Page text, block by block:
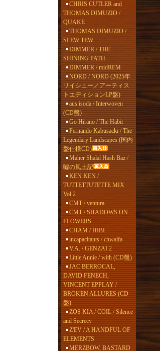
CHRIS CUTLER and
THOMAS DIMUZIO /
QUAKE
THOMAS DIMUZIO /
SLEW TEW
DIMMER / THE
SHINING PATH
DIMMER / midREM
NORD / NORD (2025年
リイシュー／アーティス
トエディションLP盤)
aus isoda / Interwoven
(CD盤)
Go Hirano / The Habit
Fernando Kabusacki / The
Legendary Landscapes (国内
盤仕様CD)
Maher Shalal Hash Baz /
嘘の風土記
KEN KEN /
TUTTETTUTETTE MIX
Vol.2
CMT / ventura
CMT / SHADOWS ON
FLOWERS
CHAM / HIBI
incapacitants / chwalfa
V.A. / GENZAI 2
Little Annie / with (CD盤)
JAC BERROCAL,
DAVID FENECH,
VINCENT EPPLAY /
BROKEN ALLURES (CD
盤)
ZOS KIA / COIL / Silence
and Secrecy
Z'EV / A HANDFUL OF
ELEMENTS
MERZBOW, BASTARD